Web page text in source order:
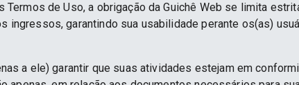
de Uso, a obrigação da Guichê Web se limita
ingressos, garantindo sua usabilidade perante os(as)
a ele) garantir que suas atividades estejam em